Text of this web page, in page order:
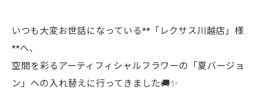
いつも大変お世話になっている**「レクサス川越店」様
**へ、
空間を彩るアーティフィシャルフラワーの「夏バージョ
ン」への入れ替えに行ってきました🚚✨